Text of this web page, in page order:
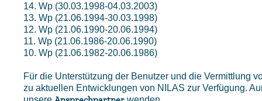
14. Wp (30.03.1998-04.03.2003)
13. Wp (21.06.1994-30.03.1998)
12. Wp (21.06.1990-20.06.1994)
11. Wp (21.06.1986-20.06.1990)
10. Wp (21.06.1982-20.06.1986)
Für die Unterstützung der Benutzer und die Vermittlung
zu aktuellen Entwicklungen von NILAS zur Verfügung.